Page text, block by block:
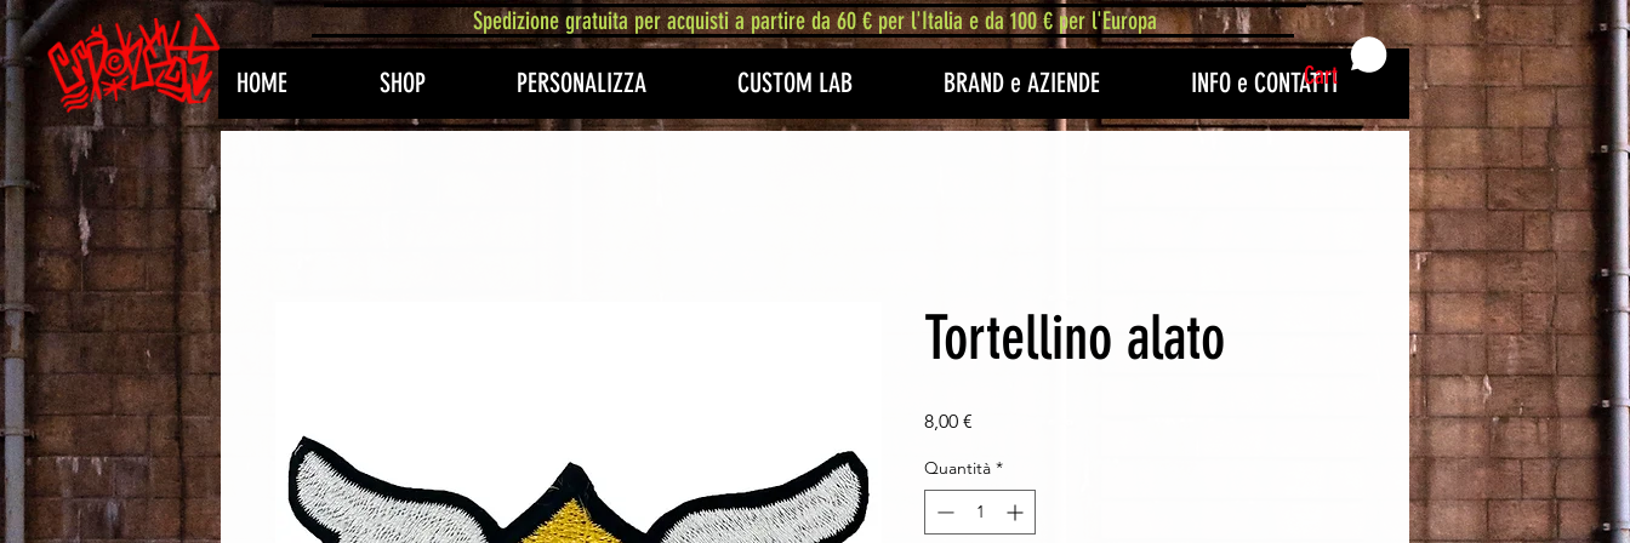
407576113488082
HOME SHOP PERSONALIZZA CUSTOM LAB BRAND e AZIENDE INFO e CONTATTI
Spedizione gratuita per acquisti a partire da 60 € per l'Italia e da 100 € per l'Europa
Cart
Tortellino alato
8,00 €
Quantità *